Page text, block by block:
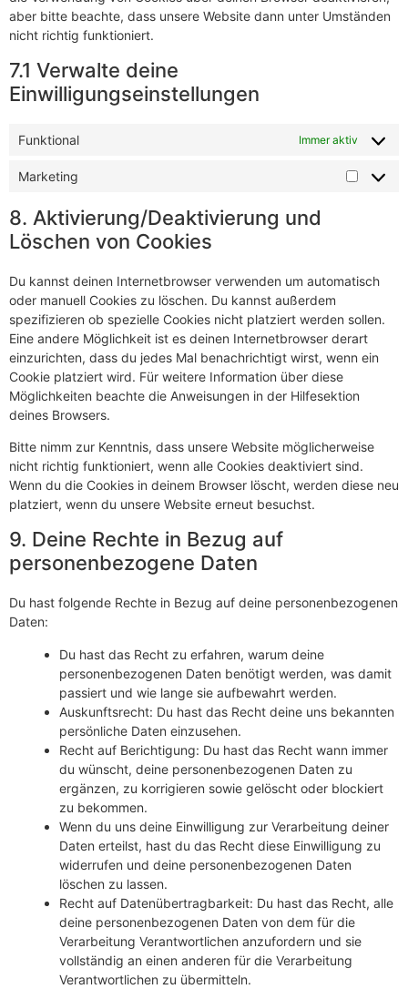
aber bitte beachte, dass unsere Website dann unter Umständen
nicht richtig funktioniert.
7.1 Verwalte deine
Einwilligungseinstellungen
Funktional Immer aktiv
Marketing
8. Aktivierung/Deaktivierung und
Löschen von Cookies
Du kannst deinen Internetbrowser verwenden um automatisch
oder manuell Cookies zu löschen. Du kannst außerdem
spezifizieren ob spezielle Cookies nicht platziert werden sollen.
Eine andere Möglichkeit ist es deinen Internetbrowser derart
einzurichten, dass du jedes Mal benachrichtigt wirst, wenn ein
Cookie platziert wird. Für weitere Information über diese
Möglichkeiten beachte die Anweisungen in der Hilfesektion
deines Browsers.
Bitte nimm zur Kenntnis, dass unsere Website möglicherweise
nicht richtig funktioniert, wenn alle Cookies deaktiviert sind.
Wenn du die Cookies in deinem Browser löscht, werden diese neu
platziert, wenn du unsere Website erneut besuchst.
9. Deine Rechte in Bezug auf
personenbezogene Daten
Du hast folgende Rechte in Bezug auf deine personenbezogenen
Daten:
Du hast das Recht zu erfahren, warum deine
personenbezogenen Daten benötigt werden, was damit
passiert und wie lange sie aufbewahrt werden.
Auskunftsrecht: Du hast das Recht deine uns bekannten
persönliche Daten einzusehen.
Recht auf Berichtigung: Du hast das Recht wann immer
du wünscht, deine personenbezogenen Daten zu
ergänzen, zu korrigieren sowie gelöscht oder blockiert
zu bekommen.
Wenn du uns deine Einwilligung zur Verarbeitung deiner
Daten erteilst, hast du das Recht diese Einwilligung zu
widerrufen und deine personenbezogenen Daten
löschen zu lassen.
Recht auf Datenübertragbarkeit: Du hast das Recht, alle
deine personenbezogenen Daten von dem für die
Verarbeitung Verantwortlichen anzufordern und sie
vollständig an einen anderen für die Verarbeitung
Verantwortlichen zu übermitteln.